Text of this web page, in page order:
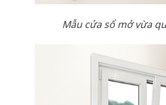
Mẫu cửa sổ mở vừa